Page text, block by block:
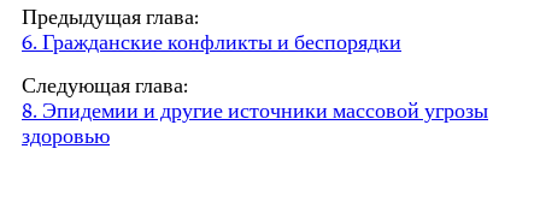
Предыдущая глава:
6. Гражданские конфликты и беспорядки
Следующая глава:
8. Эпидемии и другие источники массовой угрозы
здоровью